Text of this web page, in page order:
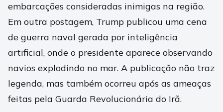
embarcações consideradas inimigas na região.
Em outra postagem, Trump publicou uma cena
de guerra naval gerada por inteligência
artificial, onde o presidente aparece observando
navios explodindo no mar. A publicação não traz
legenda, mas também ocorreu após as ameaças
feitas pela Guarda Revolucionária do Irã.